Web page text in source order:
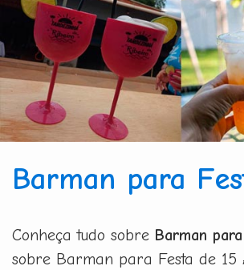
Barman para
Conheça tudo sobre Barman
sobre Barman para Festa de 15